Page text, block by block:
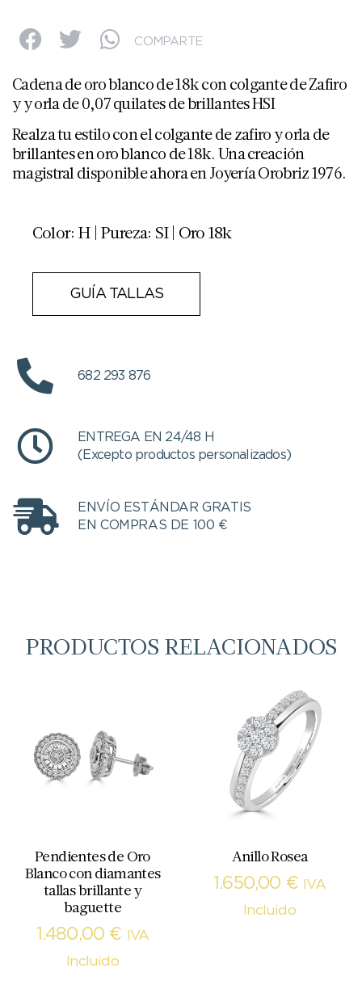
COMPARTE
Cadena de oro blanco de 18k con colgante de Zafiro
y y orla de 0,07 quilates de brillantes HSI
Realza tu estilo con el colgante de zafiro y orla de
brillantes en oro blanco de 18k. Una creación
magistral disponible ahora en Joyería Orobriz 1976.
Color: H | Pureza: SI | Oro 18k
GUÍA TALLAS
682 293 876
ENTREGA EN 24/48 H
(Excepto productos personalizados)
ENVÍO ESTÁNDAR GRATIS
EN COMPRAS DE 100 €
PRODUCTOS RELACIONADOS
Pendientes de Oro
Blanco con diamantes
tallas brillante y
baguette
1.480,00 €
IVA
Incluido
Anillo Rosea
1.650,00 €
IVA
Incluido